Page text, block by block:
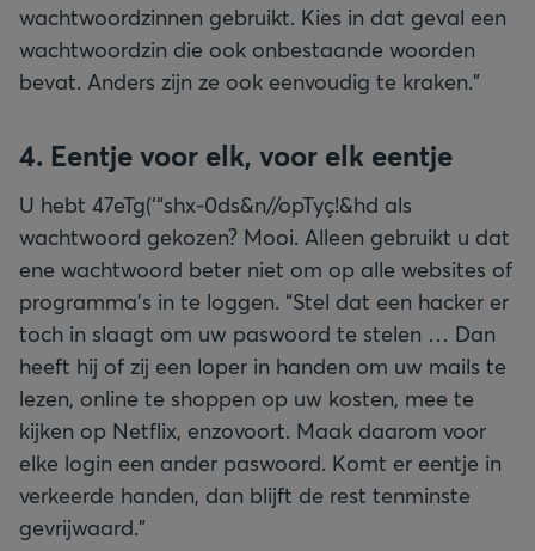
wachtwoordzinnen gebruikt. Kies in dat geval een
wachtwoordzin die ook onbestaande woorden
bevat. Anders zijn ze ook eenvoudig te kraken.”
4. Eentje voor elk, voor elk eentje
U hebt 47eTg(‘“shx-0ds&n//opTyç!&hd als
wachtwoord gekozen? Mooi. Alleen gebruikt u dat
ene wachtwoord beter niet om op alle websites of
programma’s in te loggen. “Stel dat een hacker er
toch in slaagt om uw paswoord te stelen … Dan
heeft hij of zij een loper in handen om uw mails te
lezen, online te shoppen op uw kosten, mee te
kijken op Netflix, enzovoort. Maak daarom voor
elke login een ander paswoord. Komt er eentje in
verkeerde handen, dan blijft de rest tenminste
gevrijwaard.”